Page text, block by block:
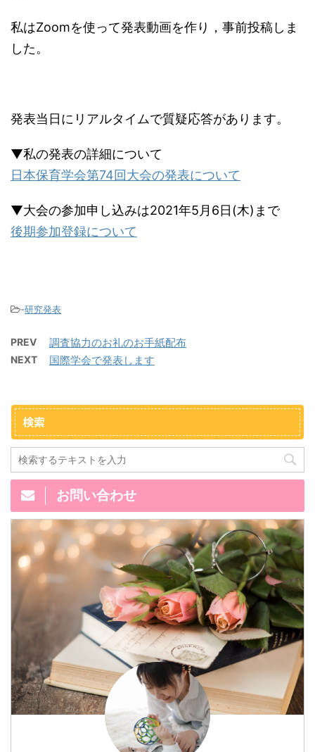
私はZoomを使って発表動画を作り，事前投稿しま
した。
発表当日にリアルタイムで質疑応答があります。
▼私の発表の詳細について
日本保育学会第74回大会の発表について
▼大会の参加申し込みは2021年5月6日(木)まで
後期参加登録について
-研究発表
PREV 調査協力のお礼のお手紙配布
NEXT 国際学会で発表します
検索
お問い合わせ